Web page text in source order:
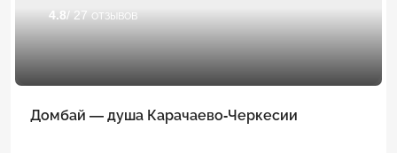
4.8/ 27 отзывов
Домбай — душа Карачаево-Черкесии